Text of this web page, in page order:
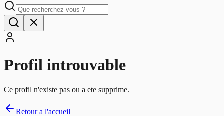
Profil introuvable
Ce profil n'existe pas ou a ete supprime.
Retour a l'accueil